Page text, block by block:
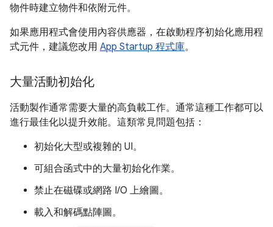
物件時建立物件和依附元件。
如果應用程式會使用內容供應器，在啟動程序初始化應用程
式元件，建議您改用 App Startup 程式庫。
大量活動初始化
活動製作通常需要大量的高負載工作。通常這種工作都可以
進行最佳化以提升效能。這類常見問題包括：
初始化大型或複雜的 UI。
可組合函式中的大量初始化作業。
禁止在磁碟或網路 I/O 上繪圖。
載入和解碼點陣圖。